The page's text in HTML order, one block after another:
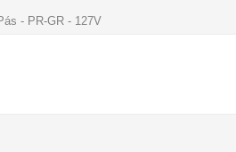
- PR-GR - 127V